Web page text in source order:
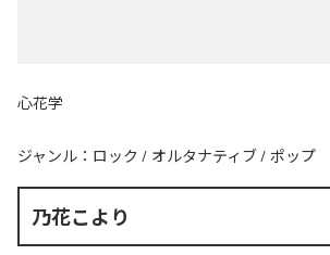
心花学
ジャンル： ロック / オルタナティブ / ポップ
乃花こより